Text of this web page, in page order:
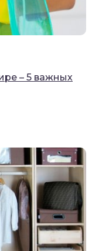
– 5 важных